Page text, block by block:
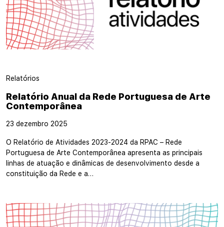
Relatórios
Relatório Anual da Rede Portuguesa de Arte
Contemporânea
23 dezembro 2025
O Relatório de Atividades 2023-2024 da RPAC – Rede
Portuguesa de Arte Contemporânea apresenta as principais
linhas de atuação e dinâmicas de desenvolvimento desde a
constituição da Rede e a…